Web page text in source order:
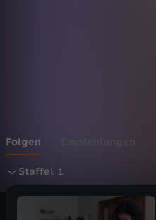
Folgen
Staffel 1
S